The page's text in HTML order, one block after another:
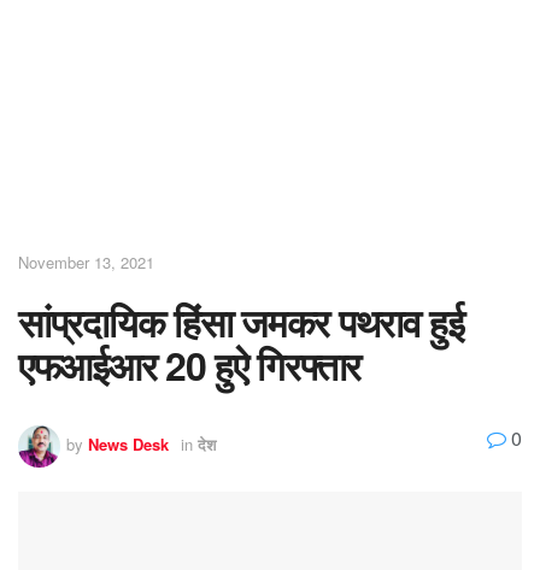
November 13, 2021
सांप्रदायिक हिंसा जमकर पथराव हुई
एफआईआर 20 हुऐ गिरफ्तार
by News Desk in देश 0